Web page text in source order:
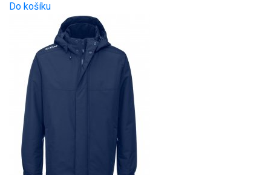
Do košíku